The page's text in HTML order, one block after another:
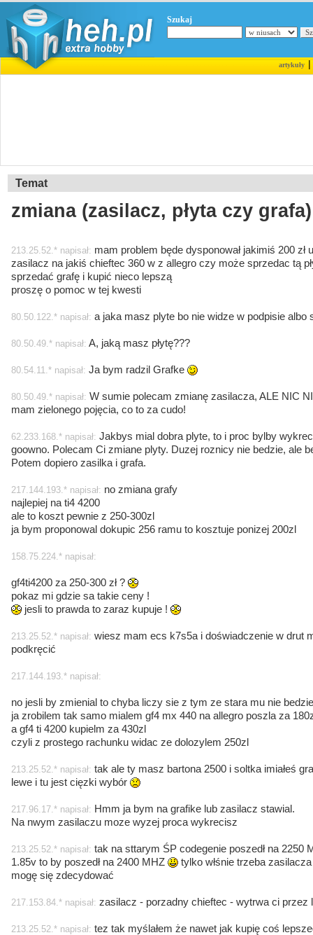
Szukaj
artykuły|
Temat
zmiana (zasilacz, płyta czy grafa)
213.25.52.* napisał: mam problem będe dysponował jakimiś 200
zasilacz na jakiś chieftec 360 w z allegro czy może sprzedac tą
sprzedać grafę i kupić nieco lepszą
proszę o pomoc w tej kwesti
80.50.122.* napisał: a jaka masz plyte bo nie widze w podpisie albo
80.50.49.* napisał: A, jaką masz płytę???
80.54.11.* napisał: Ja bym radzil Grafke
80.50.49.* napisał: W sumie polecam zmianę zasilacza, ALE NIC
mam zielonego pojęcia, co to za cudo!
62.233.168.* napisał: Jakbys mial dobra plyte, to i proc bylby
goowno. Polecam Ci zmiane plyty. Duzej roznicy nie bedzie, ale
Potem dopiero zasilka i grafa.
217.144.193.* napisał: no zmiana grafy
najlepiej na ti4 4200
ale to koszt pewnie z 250-300zl
ja bym proponowal dokupic 256 ramu to kosztuje ponizej 200zl
158.75.224.* napisał:
gf4ti4200 za 250-300 zł ?
pokaz mi gdzie sa takie ceny !
jesli to prawda to zaraz kupuje !
213.25.52.* napisał: wiesz mam ecs k7s5a i doświadczenie w drut
podkręcić
217.144.193.* napisał:
no jesli by zmienial to chyba liczy sie z tym ze stara mu nie
ja zrobilem tak samo mialem gf4 mx 440 na allegro poszla za
a gf4 ti 4200 kupielm za 430zl
czyli z prostego rachunku widac ze dolozylem 250zl
213.25.52.* napisał: tak ale ty masz bartona 2500 i soltka imiałeś
lewe i tu jest cięzki wybór
217.96.17.* napisał: Hmm ja bym na grafike lub zasilacz stawial.
Na nwym zasilaczu moze wyzej proca wykrecisz
213.25.52.* napisał: tak na sttarym ŚP codegenie poszedł na 2250
1.85v to by poszedł na 2400 MHZ
tylko włśnie trzeba
mogę się zdecydować
217.153.84.* napisał: zasilacz - porzadny chieftec - wytrwa ci przez
213.25.52.* napisał: tez tak myślałem że nawet jak kupię coś